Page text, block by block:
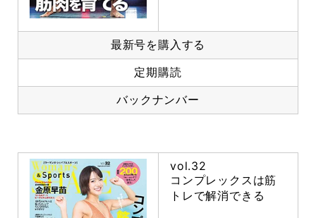
最新号を購入する
定期購読
バックナンバー
vol.32
コンプレックスは筋
トレで解消できる